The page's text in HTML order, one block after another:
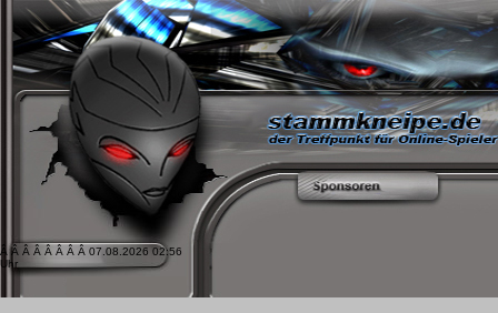
Â Â Â Â Â Â Â Â 07.08.2026 02:56
Uhr